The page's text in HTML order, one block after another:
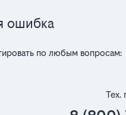
ошибка
по любым вопросам:
Тех.